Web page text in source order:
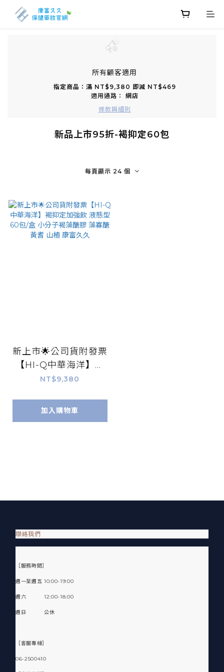
所有顧客適用
指定商品：滿 NT$9,380 即減 NT$469
適用通路： 網店
條款與細則
新品上市95折-褐抑定60包
每頁顯示 24 個
新上市🌟公司貨附發票
【HI-Q中華海洋】褐
抑定加強飲 液態型 60
藻寡醣 黃耆 山楂 康富
NT$9,380
加入購物車
聯絡我們
［服務時間］
週一至週五 10:00-19:00
週六 12:00-18:00
週日 公休
［客服專線］
06-2500410